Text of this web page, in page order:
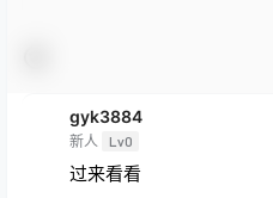
gyk3884
新人 Lv0
过来看看